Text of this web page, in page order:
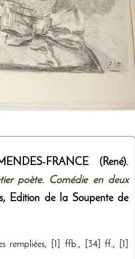
FRANCE (René).
poète. Comédie en deux
Edition de la Soupente de
rempliées, [1] ffb., [34] ff., [1]